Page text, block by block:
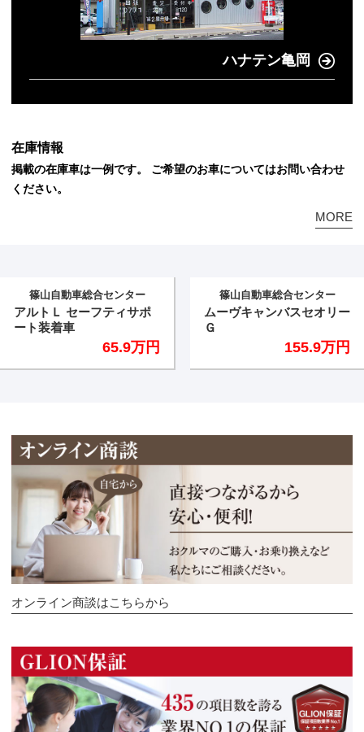
ハナテン亀岡
在庫情報
掲載の在庫車は一例です。 ご希望のお車についてはお問い合わせ
ください。
MORE
篠山自動車総合センター
ムーヴキャンバスセオリー
Ｇ
155.9万円
篠山自動車総合センター
スイフトスポーツベースグ
173.9万円
オンライン商談はこちらから